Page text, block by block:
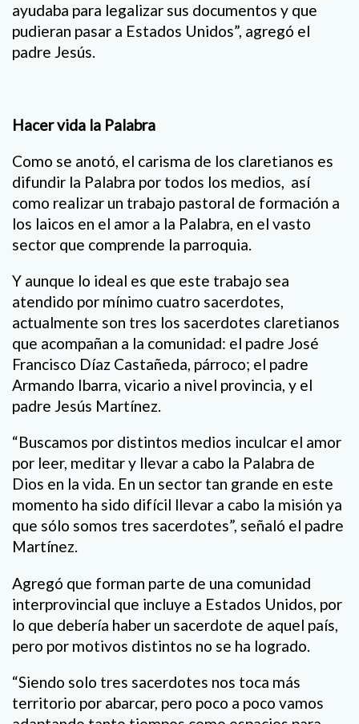
ayudaba para legalizar sus documentos y que
pudieran pasar a Estados Unidos”, agregó el
padre Jesús.
Hacer vida la Palabra
Como se anotó, el carisma de los claretianos es
difundir la Palabra por todos los medios, así
como realizar un trabajo pastoral de formación a
los laicos en el amor a la Palabra, en el vasto
sector que comprende la parroquia.
Y aunque lo ideal es que este trabajo sea
atendido por mínimo cuatro sacerdotes,
actualmente son tres los sacerdotes claretianos
que acompañan a la comunidad: el padre José
Francisco Díaz Castañeda, párroco; el padre
Armando Ibarra, vicario a nivel provincia, y el
padre Jesús Martínez.
“Buscamos por distintos medios inculcar el amor
por leer, meditar y llevar a cabo la Palabra de
Dios en la vida. En un sector tan grande en este
momento ha sido difícil llevar a cabo la misión ya
que sólo somos tres sacerdotes”, señaló el padre
Martínez.
Agregó que forman parte de una comunidad
interprovincial que incluye a Estados Unidos, por
lo que debería haber un sacerdote de aquel país,
pero por motivos distintos no se ha logrado.
“Siendo solo tres sacerdotes nos toca más
territorio por abarcar, pero poco a poco vamos